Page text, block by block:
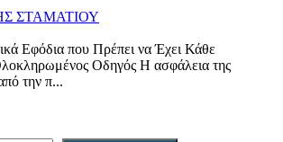
ΣΤΑΜΑΤΙΟΥ
Εφόδια που Πρέπει να Έχει Κάθε
Οδηγός Η ασφάλεια της
την π...